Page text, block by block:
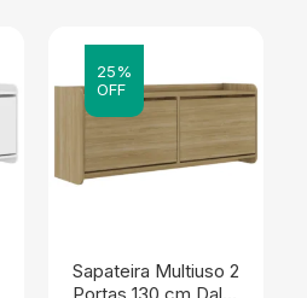
25%
OFF
Sapateira Multiuso 2